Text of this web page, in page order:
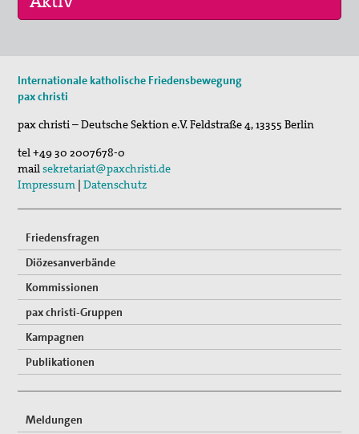
Presse
Pressemitteilungen
Spenden
Gewissensberatung zu Fragen im Kontext des neuen
Suche
„Menschen der Gewaltfreiheit – erinnert in Ze…
Roter Faden Frieden-Generationsübergreifende …
Internationale katholische Friedensbewegung
pax christi
pax christi – Deutsche Sektion e.V.Feldstraße 4,13355 Berlin
tel+49 30 2007678-0
mailsekretariat@paxchristi.de
Impressum |Datenschutz
Friedensfragen
Diözesanverbände
Kommissionen
pax christi-Gruppen
Kampagnen
Publikationen
Meldungen